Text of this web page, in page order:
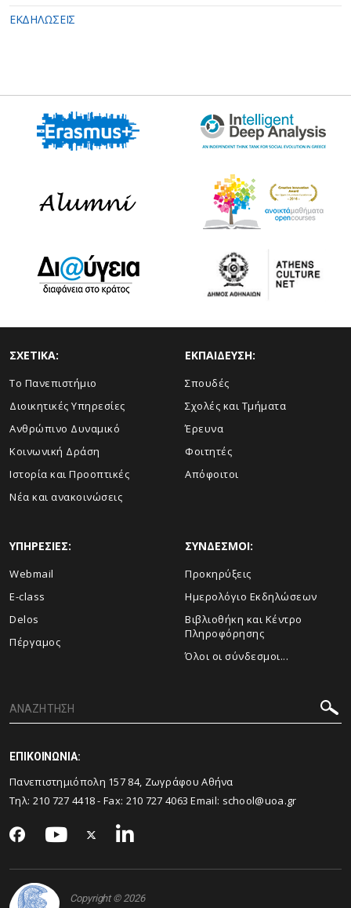
ΕΚΔΗΛΩΣΕΙΣ
ΣΧΕΤΙΚΑ:
Το Πανεπιστήμιο
Διοικητικές Υπηρεσίες
Ανθρώπινο Δυναμικό
Κοινωνική Δράση
Ιστορία και Προοπτικές
Νέα και ανακοινώσεις
ΕΚΠΑΙΔΕΥΣΗ:
Σπουδές
Σχολές και Τμήματα
Έρευνα
Φοιτητές
Απόφοιτοι
ΥΠΗΡΕΣΙΕΣ:
Webmail
E-class
Delos
Πέργαμος
ΣΥΝΔΕΣΜΟΙ:
Προκηρύξεις
Ημερολόγιο Εκδηλώσεων
Βιβλιοθήκη και Κέντρο
Πληροφόρησης
Όλοι οι σύνδεσμοι...
ΕΠΙΚΟΙΝΩΝΙΑ:
Πανεπιστημιόπολη 157 84, Ζωγράφου Αθήνα
Τηλ: 210 727 4418- Fax: 210 727 4063 Email: school@uoa.gr
Copyright © 2026